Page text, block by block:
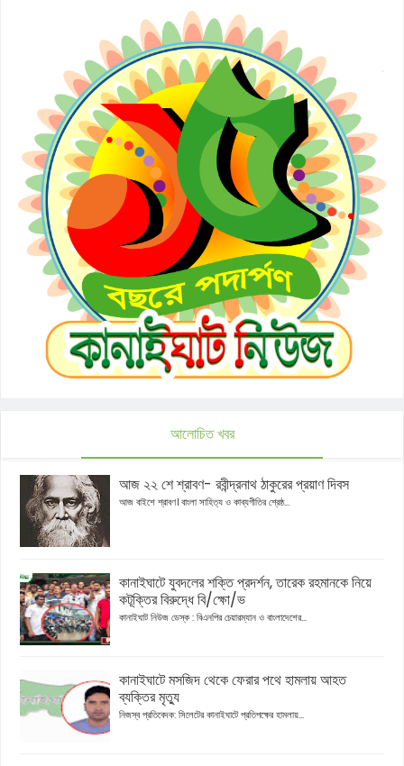
আলোচিত খবর
আজ ২২ শে শ্রাবণ- রবীন্দ্রনাথ ঠাকুরের প্রয়াণ দিবস
আজ বাইশে শ্রাবণ। বাংলা সাহিত্য ও কাব্যগীতির শ্রেষ্ঠ...
কানাইঘাটে যুবদলের শক্তি প্রদর্শন, তারেক রহমানকে নিয়ে
কটূক্তির বিরুদ্ধে বি/ক্ষো/ভ
কানাইঘাট নিউজ ডেস্ক : বিএনপির চেয়ারম্যান ও বাংলাদেশের...
কানাইঘাটে মসজিদ থেকে ফেরার পথে হামলায় আহত
ব্যক্তির মৃত্যু
নিজস্ব প্রতিবেদক: সিলেটের কানাইঘাটে প্রতিপক্ষের হামলায়...